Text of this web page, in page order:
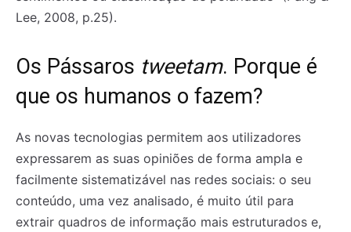
Lee, 2008, p.25).
Os Pássaros tweetam. Porque é
que os humanos o fazem?
As novas tecnologias permitem aos utilizadores
expressarem as suas opiniões de forma ampla e
facilmente sistematizável nas redes sociais: o seu
conteúdo, uma vez analisado, é muito útil para
extrair quadros de informação mais estruturados e,